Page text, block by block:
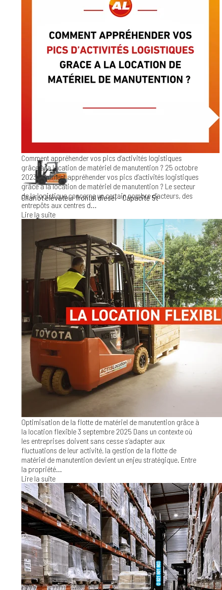
Chariot élévateur frontal diesel - Capacité 3.5t
Chariot élévateur frontal diesel - Capacité 4t-4.5t
Chariot élévateur frontal diesel - Capacité 5t
Chariot élévateur frontal diesel - Capacité 6t
Chariot élévateur frontal diesel - Capacité 8t
Chariot élévateur frontal diesel - Capacité 7t
Comment appréhender vos pics d’activités logistiques
grâce à la location de matériel de manutention ? 25 octobre
2023 Comment appréhender vos pics d’activités logistiques
grâce à la location de matériel de manutention ? Le secteur
de la logistique concerne un certain nombre d’acteurs, des
entrepôts aux centres d...
Lire la suite
Optimisation de la flotte de matériel de manutention grâce à
la location flexible3 septembre 2025 Dans un contexte où
les entreprises doivent sans cesse s’adapter aux
fluctuations de leur activité, la gestion de la flotte de
matériel de manutention devient un enjeu stratégique. Entre
la propriété...
Lire la suite